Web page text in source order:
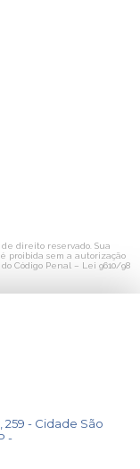
de direito reservado. Sua
proibida sem a autorização
Código Penal – Lei 9610/98
- Cidade São
-